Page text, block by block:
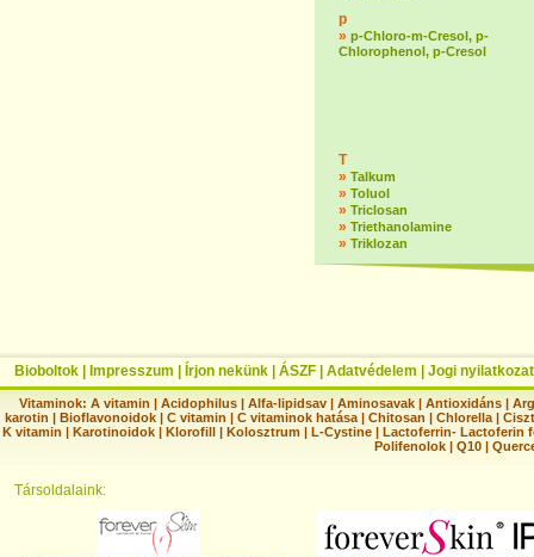
p
» p-Chloro-m-Cresol, p-
Chlorophenol, p-Cresol
T
» Talkum
» Toluol
» Triclosan
» Triethanolamine
» Triklozan
Bioboltok Impresszum Írjon nekünk ÁSZF Adatvédelem Jogi nyilatkozat
Vitaminok: A vitamin |Acidophilus |Alfa-lipidsav |Aminosavak |Antioxidáns |
karotin | Bioflavonoidok | C vitamin | C vitaminok hatása | Chitosan | Chlorella |
K vitamin | Karotinoidok | Klorofill | Kolosztrum | L-Cystine | Lactoferrin- Lactoferin
Polifenolok |Q10 |
Társoldalaink: